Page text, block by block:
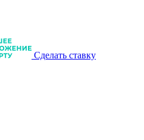
Сделать ставку